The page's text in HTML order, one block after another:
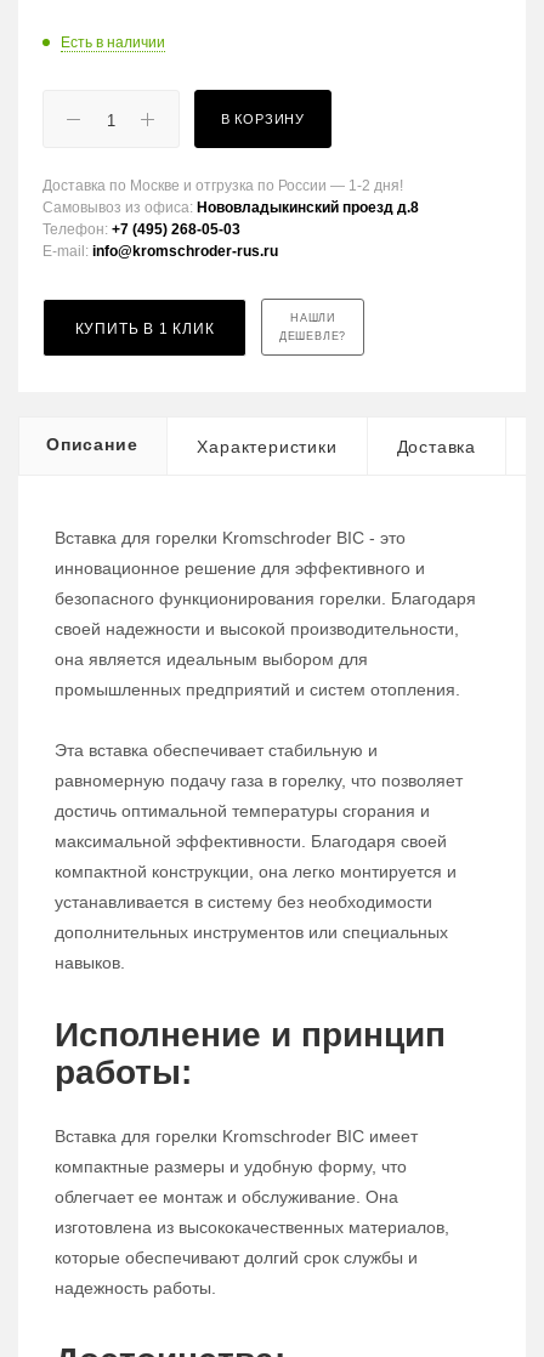
Есть в наличии
В КОРЗИНУ
Доставка по Москве и отгрузка по России — 1-2 дня!
Самовывоз из офиса: Нововладыкинский проезд д.8
Телефон: +7 (495) 268-05-03
E-mail: info@kromschroder-rus.ru
КУПИТЬ В 1 КЛИК
НАШЛИ
ДЕШЕВЛЕ?
Описание Характеристики Доставка
Вставка для горелки Kromschroder BIC - это
инновационное решение для эффективного и
безопасного функционирования горелки. Благодаря
своей надежности и высокой производительности,
она является идеальным выбором для
промышленных предприятий и систем отопления.
Эта вставка обеспечивает стабильную и
равномерную подачу газа в горелку, что позволяет
достичь оптимальной температуры сгорания и
максимальной эффективности. Благодаря своей
компактной конструкции, она легко монтируется и
устанавливается в систему без необходимости
дополнительных инструментов или специальных
навыков.
Исполнение и принцип
работы:
Вставка для горелки Kromschroder BIC имеет
компактные размеры и удобную форму, что
облегчает ее монтаж и обслуживание. Она
изготовлена из высококачественных материалов,
которые обеспечивают долгий срок службы и
надежность работы.